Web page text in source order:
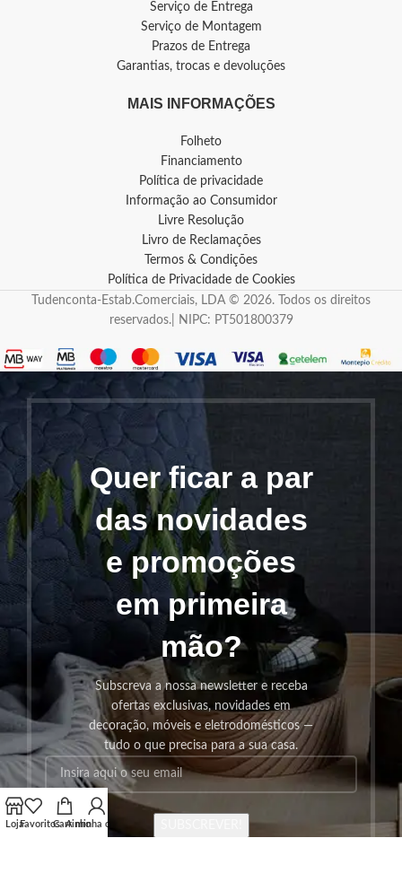
Serviço de Entrega
Serviço de Montagem
Prazos de Entrega
Garantias, trocas e devoluções
MAIS INFORMAÇÕES
Folheto
Financiamento
Política de privacidade
Informação ao Consumidor
Livre Resolução
Livro de Reclamações
Termos & Condições
Política de Privacidade de Cookies
Tudenconta-Estab.Comerciais, LDA © 2026. Todos os direitos
reservados.| NIPC: PT501800379
Quer ficar a par
das novidades
e promoções
em primeira
mão?
Subscreva a nossa newsletter e receba
ofertas exclusivas, novidades em
decoração, móveis e eletrodomésticos —
tudo o que precisa para a sua casa.
LojaFavoritosCarrinho
A minha conta